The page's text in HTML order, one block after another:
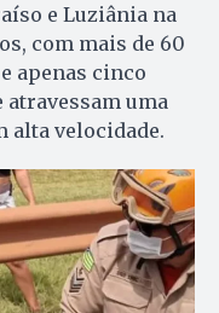
e Luziânia na
com mais de 60
apenas cinco
atravessam uma
alta velocidade.